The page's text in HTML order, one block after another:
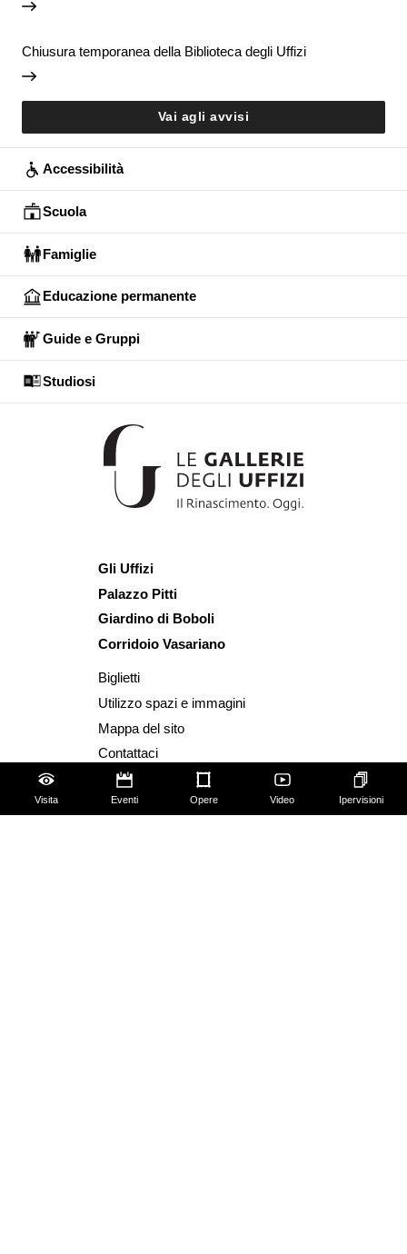
Visita Eventi Opere Video Ipervisioni
Chiusura temporanea della Biblioteca degli Uffizi
Vai agli avvisi
Accessibilità
Scuola
Famiglie
Educazione permanente
Guide e Gruppi
Studiosi
Gli Uffizi
Palazzo Pitti
Giardino di Boboli
Corridoio Vasariano
Biglietti
Utilizzo spazi e immagini
Mappa del sito
Contattaci
Chi siamo
FAQ